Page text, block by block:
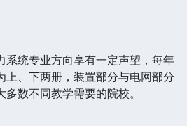
系统专业方向享有一定声望，每年
上、下两册，装置部分与电网部分
数不同教学需要的院校。